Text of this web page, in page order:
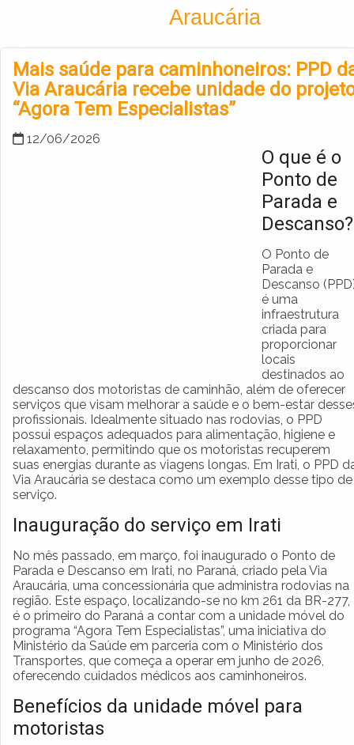
EncontraAraucária
Fazer login
Criar conta
Mais saúde para caminhoneiros: PPD
Via Araucária recebe unidade do
“Agora Tem Especialistas”
12/06/2026
O que é o
Ponto de
Parada e
Descanso?
O Ponto de
Parada e
Descanso
é uma
infraestrutura
criada para
proporcionar
locais
destinados ao
descanso dos motoristas de caminhão, além de oferecer
serviços que visam melhorar a saúde e o bem-estar
profissionais. Idealmente situado nas rodovias, o PPD
possui espaços adequados para alimentação, higiene e
relaxamento, permitindo que os motoristas recuperem
suas energias durante as viagens longas. Em Irati, o PPD
Via Araucária se destaca como um exemplo desse tipo de
serviço.
Inauguração do serviço em Irati
No mês passado, em março, foi inaugurado o Ponto de
Parada e Descanso em Irati, no Paraná, criado pela Via
Araucária, uma concessionária que administra rodovias na
região. Este espaço, localizando-se no km 261 da BR-277,
é o primeiro do Paraná a contar com a unidade móvel do
programa “Agora Tem Especialistas”, uma iniciativa do
Ministério da Saúde em parceria com o Ministério dos
Transportes, que começa a operar em junho de 2026,
oferecendo cuidados médicos aos caminhoneiros.
Benefícios da unidade móvel para
motoristas